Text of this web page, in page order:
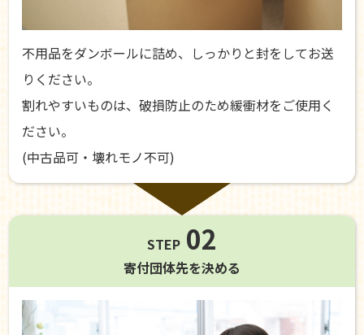
不用品をダンボールに詰め、しっかりと封をしてお送
りください。
割れやすいものは、破損防止のため緩衝材をご使用く
ださい。
(中古品可・壊れモノ不可)
STEP 02
寄付団体先を決める